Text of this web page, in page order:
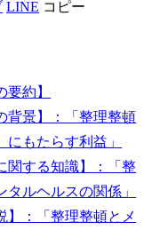
LINE コピー
要約】
背景】：「整理整頓
にもたらす利益」
関する知識】：「整
タルヘルスの関係」
】：「整理整頓とメ